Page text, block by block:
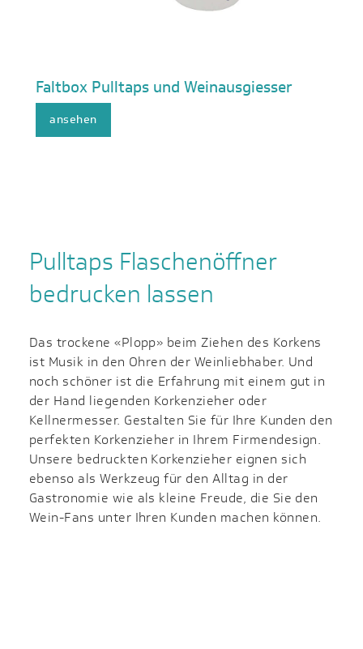
Faltbox Pulltaps und Weinausgiesser
ansehen
Pulltaps Flaschenöffner
bedrucken lassen
Das trockene «Plopp» beim Ziehen des Korkens
ist Musik in den Ohren der Weinliebhaber. Und
noch schöner ist die Erfahrung mit einem gut in
der Hand liegenden Korkenzieher oder
Kellnermesser. Gestalten Sie für Ihre Kunden den
perfekten Korkenzieher in Ihrem Firmendesign.
Unsere bedruckten Korkenzieher eignen sich
ebenso als Werkzeug für den Alltag in der
Gastronomie wie als kleine Freude, die Sie den
Wein-Fans unter Ihren Kunden machen können.